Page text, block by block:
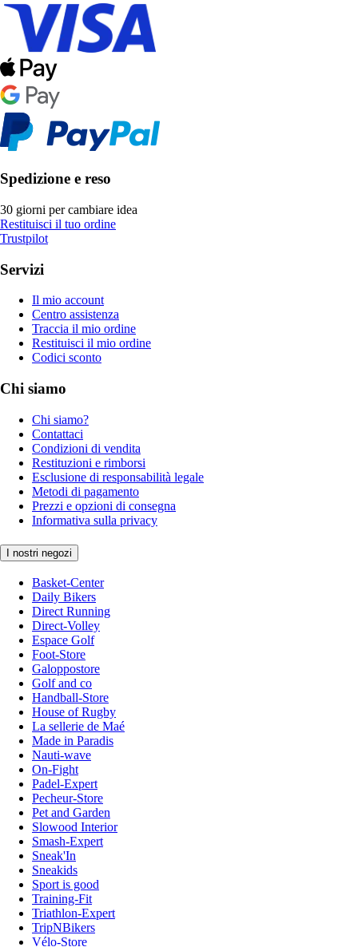
Spedizione e reso
30 giorni per cambiare idea
Restituisci il tuo ordine
Trustpilot
Servizi
Il mio account
Centro assistenza
Traccia il mio ordine
Restituisci il mio ordine
Codici sconto
Chi siamo
Chi siamo?
Contattaci
Condizioni di vendita
Restituzioni e rimborsi
Esclusione di responsabilità legale
Metodi di pagamento
Prezzi e opzioni di consegna
Informativa sulla privacy
I nostri negozi
Basket-Center
Daily Bikers
Direct Running
Direct-Volley
Espace Golf
Foot-Store
Galoppostore
Golf and co
Handball-Store
House of Rugby
La sellerie de Maé
Made in Paradis
Nauti-wave
On-Fight
Padel-Expert
Pecheur-Store
Pet and Garden
Slowood Interior
Smash-Expert
Sneak'In
Sneakids
Sport is good
Training-Fit
Triathlon-Expert
TripNBikers
Vélo-Store